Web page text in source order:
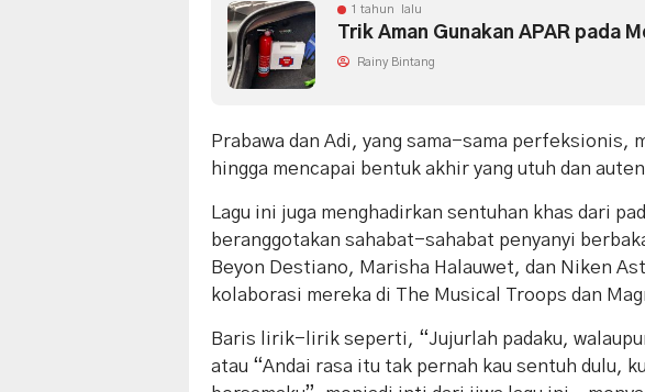
1 tahun lalu
Trik Aman Gunakan APAR pada
Rainy Bintang
Prabawa dan Adi, yang sama-sama perfeksionis,
hingga mencapai bentuk akhir yang utuh dan
Lagu ini juga menghadirkan sentuhan khas dari
beranggotakan sahabat-sahabat penyanyi
Beyon Destiano, Marisha Halauwet, dan Niken
kolaborasi mereka di The Musical Troops dan
Baris lirik-lirik seperti, “Jujurlah padaku,
atau “Andai rasa itu tak pernah kau sentuh dulu,